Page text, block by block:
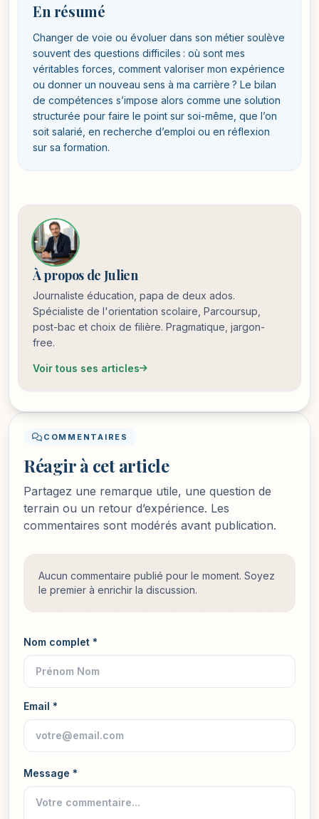
En résumé
Changer de voie ou évoluer dans son métier soulève
souvent des questions difficiles : où sont mes
véritables forces, comment valoriser mon expérience
ou donner un nouveau sens à ma carrière ? Le bilan
de compétences s’impose alors comme une solution
structurée pour faire le point sur soi-même, que l’on
soit salarié, en recherche d’emploi ou en réflexion
sur sa formation.
À propos de Julien
Journaliste éducation, papa de deux ados.
Spécialiste de l'orientation scolaire, Parcoursup,
post-bac et choix de filière. Pragmatique, jargon-
free.
Voir tous ses articles
COMMENTAIRES
Réagir à cet article
Partagez une remarque utile, une question de
terrain ou un retour d’expérience. Les
commentaires sont modérés avant publication.
Aucun commentaire publié pour le moment. Soyez
le premier à enrichir la discussion.
Nom complet *
Email *
Message *